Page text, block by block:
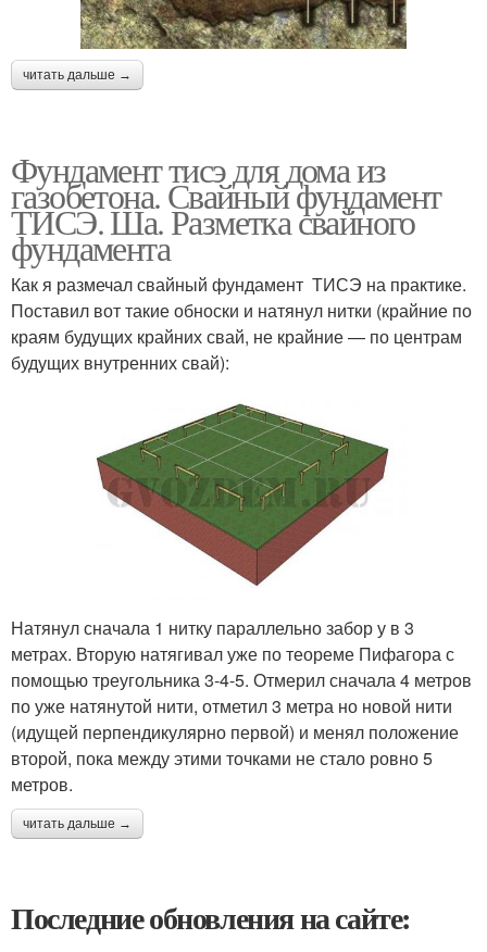
читать дальше →
Фундамент тисэ для дома из
газобетона. Свайный фундамент
ТИСЭ. Ша. Разметка свайного
фундамента
Как я размечал свайный фундамент ТИСЭ на практике.
Поставил вот такие обноски и натянул нитки (крайние по
краям будущих крайних свай, не крайние — по центрам
будущих внутренних свай):
Натянул сначала 1 нитку параллельно забор у в 3
метрах. Вторую натягивал уже по теореме Пифагора с
помощью треугольника 3-4-5. Отмерил сначала 4 метров
по уже натянутой нити, отметил 3 метра но новой нити
(идущей перпендикулярно первой) и менял положение
второй, пока между этими точками не стало ровно 5
метров.
читать дальше →
Последние обновления на сайте: